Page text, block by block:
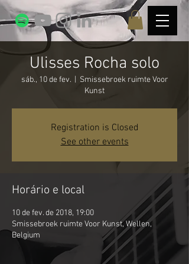
Ulisses Rocha solo
sáb., 10 de fev.
  |
Smissebroek ruimte Voor
Kunst
Registration is Closed
See other events
Horário e local
10 de fev. de 2018, 19:00
Smissebroek ruimte Voor Kunst, Wellen,
Belgium